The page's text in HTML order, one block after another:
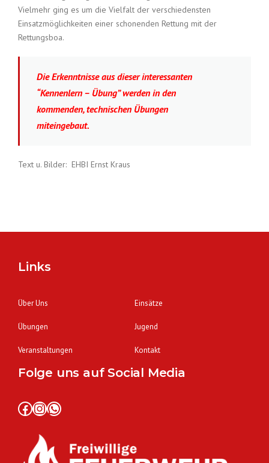
Vielmehr ging es um die Vielfalt der verschiedensten
Einsatzmöglichkeiten einer schonenden Rettung mit der
Rettungsboa.
Die Erkenntnisse aus dieser interessanten
“Kennenlern – Übung” werden in den
kommenden, technischen Übungen
miteingebaut.
Text u. Bilder: EHBI Ernst Kraus
Links
Über Uns Einsätze
Übungen Jugend
Veranstaltungen Kontakt
Folge uns auf Social Media
Facebook InstagramWhatsApp